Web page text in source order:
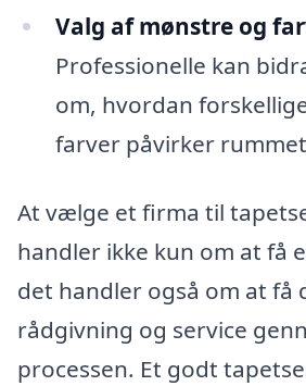
Valg af mønstre og
Professionelle kan
om, hvordan
farver påvirker
At vælge et firma til
handler ikke kun om at få
det handler også om at få
rådgivning og service
processen. Et godt